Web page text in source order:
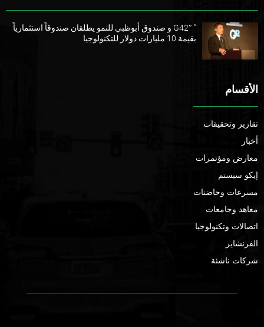
” G42″ و صندوق أبوظبي للنمو يطلقان صندوقاً استثمارياً
بقيمة 10 مليارات دولار للتكنولوجيا
الأقسام
تقارير وتحقيقات
أخبار
معارض ومؤتمرات
إيكو سيستم
مسرعات وحاضنات
معاهد وجامعات
اتصالات وتكنولوجيا
الفرنشايز
شركات ناشئة